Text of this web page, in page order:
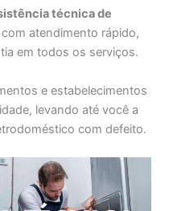
técnica de
com atendimento rápido,
em todos os serviços.
e estabelecimentos
levando até você a
com defeito.